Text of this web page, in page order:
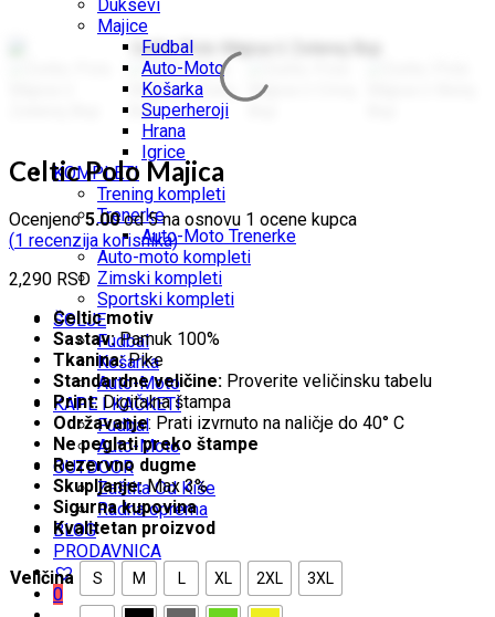
Duksevi
Majice
Fudbal
Auto-Moto
Košarka
Superheroji
Hrana
Igrice
KOMPLETI
Trening kompleti
Trenerke
Auto-Moto Trenerke
Auto-moto kompleti
Zimski kompleti
Sportski kompleti
ŠOLJE
Fudbal
Košarka
Auto-Moto
KAPE I KAČKETI
Fudbal
Auto-Moto
OUTDOOR
Zaštita Od Kiše
Radna oprema
BLOG
PRODAVNICA
0
Celtic Polo Majica
Ocenjeno5.00od 5 na osnovu 1 ocene kupca
(1 recenzija korisnika)
2,290 RSD
Celtic motiv
Sastav:Pamuk 100%
Tkanina:Pike
Standardne veličine: Proverite veličinsku tabelu
Print: Digitalna štampa
Održavanje: Prati izvrnuto na naličje do 40° C
Ne peglati preko štampe
Rezervno dugme
Skupljanje:Max 3%
Sigurna kupovina
Kvalitetan proizvod
Veličina S M L XL 2XL 3XL